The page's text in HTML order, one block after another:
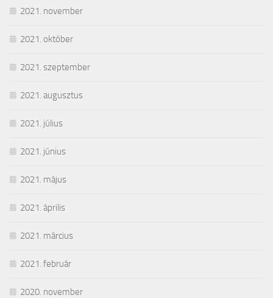
2021. november
2021. október
2021. szeptember
2021. augusztus
2021. július
2021. június
2021. május
2021. április
2021. március
2021. február
2020. november